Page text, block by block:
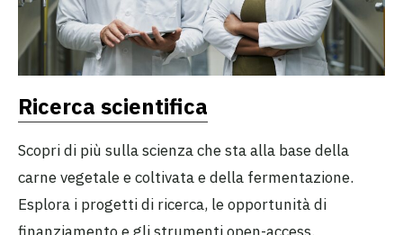
Ricerca scientifica
Scopri di più sulla scienza che sta alla base della
carne vegetale e coltivata e della fermentazione.
Esplora i progetti di ricerca, le opportunità di